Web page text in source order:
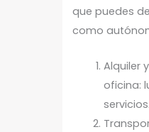
que puedes
como
Alquiler
oficina:
servicios.